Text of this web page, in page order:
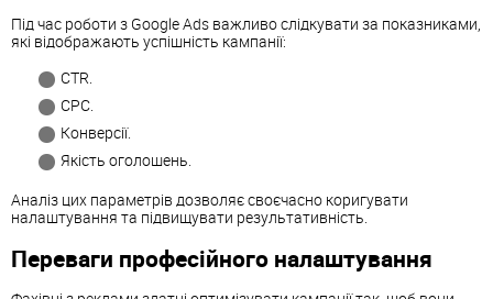
Під час роботи з Google Ads важливо слідкувати за показниками,
які відображають успішність кампанії:
CTR.
CPC.
Конверсії.
Якість оголошень.
Аналіз цих параметрів дозволяє своєчасно коригувати
налаштування та підвищувати результативність.
Переваги професійного налаштування